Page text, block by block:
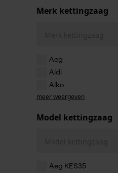
Merk kettingzaag
Aeg
Aldi
Alko
meer weergeven
Model kettingzaag
Aeg KES35